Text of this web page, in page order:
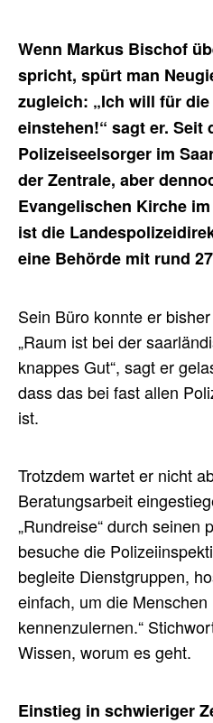
Wenn Markus Bischof
spricht, spürt man
zugleich: „Ich will für
einstehen!“ sagt er. Seit
Polizeiseelsorger im
der Zentrale, aber
Evangelischen Kirche
ist die
eine Behörde mit rund
Sein Büro konnte er
„Raum ist bei der
knappes Gut“, sagt er
dass das bei fast allen
ist.
Trotzdem wartet er nicht
Beratungsarbeit
„Rundreise“ durch seinen
besuche die
begleite Dienstgruppen,
einfach, um die
kennenzulernen.“
Wissen, worum es geht.
Einstieg in schwieriger